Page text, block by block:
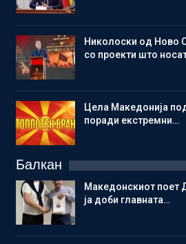
Николоски од Ново
со проекти што
Цела Македонија
поради екстремни…
Балкан
Македонскиот поет
ја доби главната…